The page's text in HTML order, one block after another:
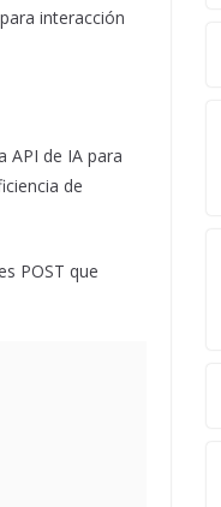
interacción
API de IA para
de
POST que